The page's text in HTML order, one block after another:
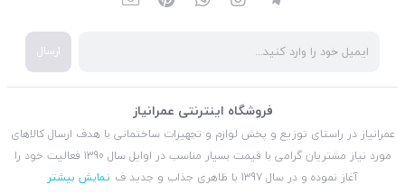
ارسال
فروشگاه اینترنتی عمرانیاز
عمرانیاز در راستای توزیع و پخش لوازم و تجهیزات ساختمانی با هدف ارسال کالاهای
مورد نیاز مشتریان گرامی با قیمت بسیار مناسب در اوایل سال 1390 فعالیت خود را
آغاز نموده و در سال 1397 با ظاهری جذاب و جدید ف
نمایش بیشتر